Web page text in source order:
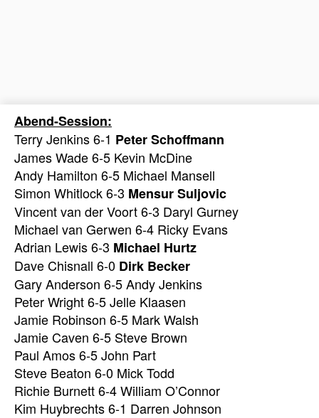
Abend-Session:
Terry Jenkins 6-1 Peter Schoffmann
James Wade 6-5 Kevin McDine
Andy Hamilton 6-5 Michael Mansell
Simon Whitlock 6-3 Mensur Suljovic
Vincent van der Voort 6-3 Daryl Gurney
Michael van Gerwen 6-4 Ricky Evans
Adrian Lewis 6-3 Michael Hurtz
Dave Chisnall 6-0 Dirk Becker
Gary Anderson 6-5 Andy Jenkins
Peter Wright 6-5 Jelle Klaasen
Jamie Robinson 6-5 Mark Walsh
Jamie Caven 6-5 Steve Brown
Paul Amos 6-5 John Part
Steve Beaton 6-0 Mick Todd
Richie Burnett 6-4 William O’Connor
Kim Huybrechts 6-1 Darren Johnson